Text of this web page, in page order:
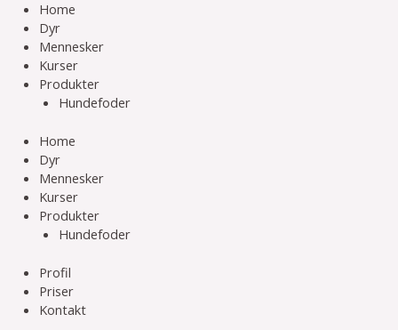
indholdet
Home
Dyr
Mennesker
Kurser
Produkter
Hundefoder
Home
Dyr
Mennesker
Kurser
Produkter
Hundefoder
Profil
Priser
Kontakt